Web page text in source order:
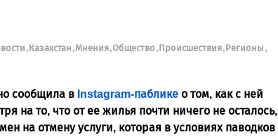
Казахстан МненияОбщество Происшествия Регионы
сообщила в Instagram-паблике о том, как с ней
на то, что от ее жилья почти ничего не осталось,
на отмену услуги, которая в условиях паводков